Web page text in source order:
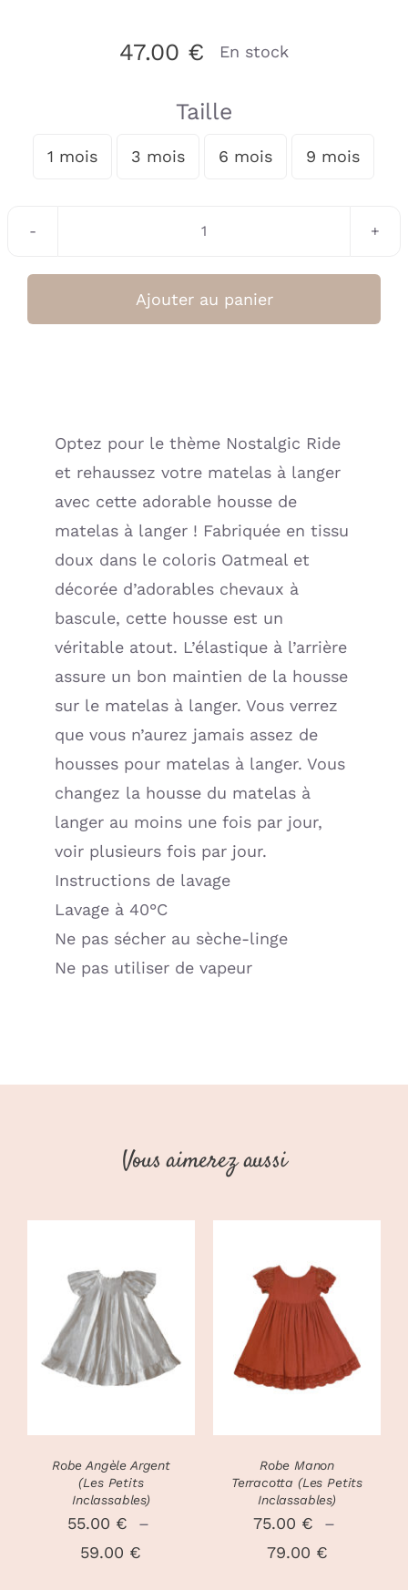
47.00 € En stock
Taille
1 mois 3 mois 6 mois 9 mois
DORS
Ajouter au panier
Optez pour le thème Nostalgic Ride
et rehaussez votre matelas à langer
avec cette adorable housse de
matelas à langer ! Fabriquée en tissu
doux dans le coloris Oatmeal et
décorée d’adorables chevaux à
bascule, cette housse est un
véritable atout. L’élastique à l’arrière
assure un bon maintien de la housse
sur le matelas à langer. Vous verrez
que vous n’aurez jamais assez de
housses pour matelas à langer. Vous
changez la housse du matelas à
langer au moins une fois par jour,
voir plusieurs fois par jour.
Instructions de lavage
Lavage à 40°C
Ne pas sécher au sèche-linge
Ne pas utiliser de vapeur
Vous aimerez aussi
CHOIX DES
OPTIONS CE
PRODUIT
A
PLUSIEURS
PEUVENT
ÊTRE
CHOISIES
SUR
PAGE
/
DÉTAILS
Robe Angèle Argent
(Les Petits
Inclassables)
55.00 €
–
59.00 €
CHOIX DES
OPTIONS
CE
PRODUIT
PLUSIEURS
PEUVENT
ÊTRE
CHOISIES
SUR
PAGE
Robe Manon
Terracotta (Les Petits
Inclassables)
75.00 €
–
79.00 €Plage